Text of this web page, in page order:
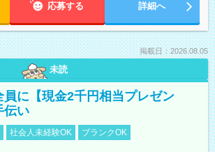
応募する 詳細へ
掲載日：2026.08.05
未読
に【現金2千円相当プレゼン
伝い
社会人未経験OK
ブランクOK